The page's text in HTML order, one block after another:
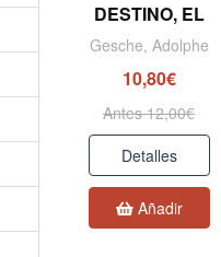
DESTINO, EL
Gesche, Adolphe
10,80€
Antes 12,00€
Detalles
Añadir